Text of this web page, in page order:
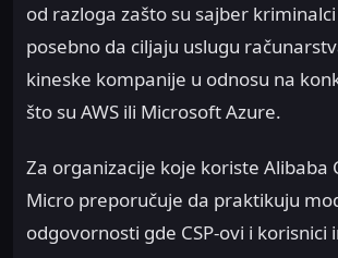
od razloga zašto su sajber
posebno da ciljaju uslugu
kineske kompanije u odnosu na
što su AWS ili Microsoft Azure.
Za organizacije koje koriste Alibaba
Micro preporučuje da praktikuju
odgovornosti gde CSP-ovi i korisnici